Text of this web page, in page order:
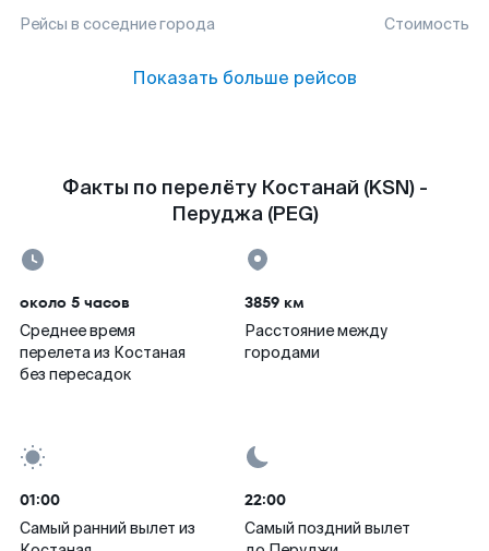
Рейсы в соседние города Стоимость
Показать больше рейсов
Факты по перелёту Костанай (KSN) -
Перуджа (PEG)
около 5 часов
Среднее время
перелета из Костаная
без пересадок
3859 км
Расстояние между
городами
01:00
Самый ранний вылет из
22:00
Самый поздний вылет